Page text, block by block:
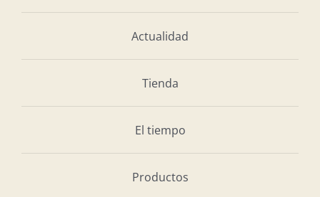
Actualidad
Tienda
El tiempo
Productos